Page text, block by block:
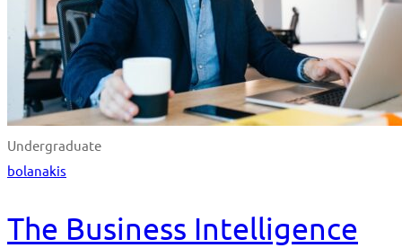
Undergraduate
bolanakis
The Business Intelligence